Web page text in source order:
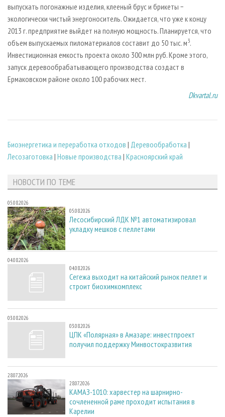
выпускать погонажные изделия, клееный брус и брикеты −
экологически чистый энергоноситель. Ожидается, что уже к концу
2013 г. предприятие выйдет на полную мощность. Планируется, что
объем выпускаемых пиломатериалов составит до 50 тыс. м3.
Инвестиционная емкость проекта около 300 млн руб. Кроме этого,
запуск деревообрабатывающего производства создаст в
Ермаковском районе около 100 рабочих мест.
Dkvartal.ru
Биoэнергетика и переработка отходов | Деревообработка |
Лесозаготовка | Новые производства | Красноярский край
НОВОСТИ ПО ТЕМЕ
05.08.2026
05.08.2026
Лесосибирский ЛДК №1 автоматизировал
укладку мешков с пеллетами
04.08.2026
04.08.2026
Сегежа выходит на китайский рынок пеллет и
строит биохимкомплекс
03.08.2026
03.08.2026
ЦПК «Полярная» в Амазаре: инвестпроект
получил поддержку Минвостокразвития
28.07.2026
28.07.2026
КАМАЗ-1010: харвестер на шарнирно-
сочлененной раме проходит испытания в
Карелии